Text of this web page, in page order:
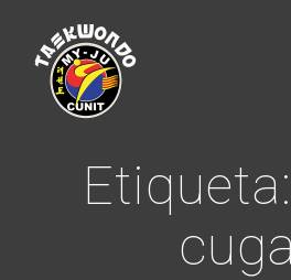
Etiqueta: